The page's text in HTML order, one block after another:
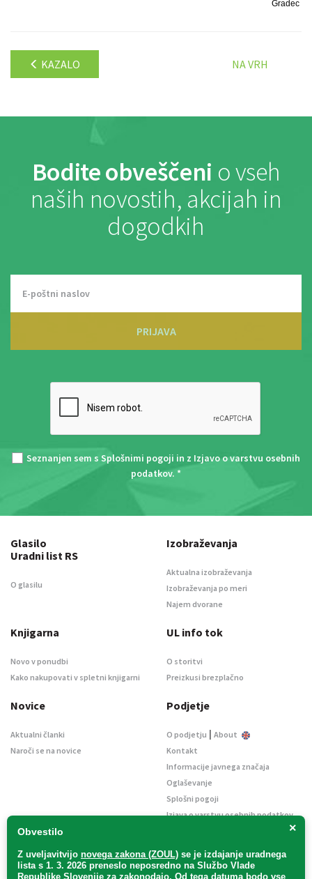
Gradec
KAZALO NA VRH
Bodite obveščeni o vseh
naših novostih, akcijah in
dogodkih
PRIJAVA
Seznanjen sem s Splošnimi pogoji in z Izjavo o varstvu osebnih
podatkov. *
×
Obvestilo
Z uveljavitvijo novega zakona (ZOUL) se je izdajanje uradnega
lista s 1. 3. 2026 preneslo neposredno na Službo Vlade
Republike Slovenije za zakonodajo. Od tega datuma bodo vse
Glasilo
Uradni list RS
O glasilu
Izobraževanja
Aktualna izobraževanja
Izobraževanja po meri
Najem dvorane
Knjigarna
Novo v ponudbi
Kako nakupovati v spletni knjigarni
UL info tok
O storitvi
Preizkusi brezplačno
Novice
Aktualni članki
Naroči se na novice
Podjetje
O podjetju | About
Kontakt
Informacije javnega značaja
Oglaševanje
Splošni pogoji
Izjava o varstvu osebnih podatkov